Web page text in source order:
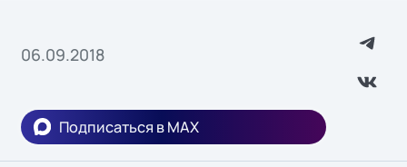
06.09.2018
Подписаться в MAX